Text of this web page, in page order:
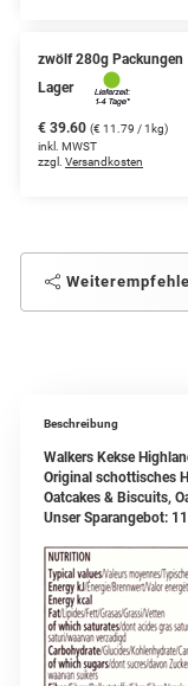
zwölf 280g Packungen
Lager
€ 39.60 (€ 11.79 / 1kg)
inkl. MWST
zzgl. Versandkosten
Beschreibung
Walkers Kekse
Original schottisches
Oatcakes & Biscuits,
Unser Sparangebot: